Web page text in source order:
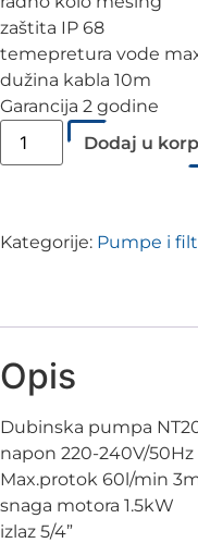
zaštita IP 68
temepretura vode
dužina kabla 10m
Garancija 2 godine
Dodaj u
Kategorije: Pumpe i
Opis
Dubinska pumpa
napon 220-240V/50Hz
Max.protok 60l/min
snaga motora 1.5kW
izlaz 5/4”